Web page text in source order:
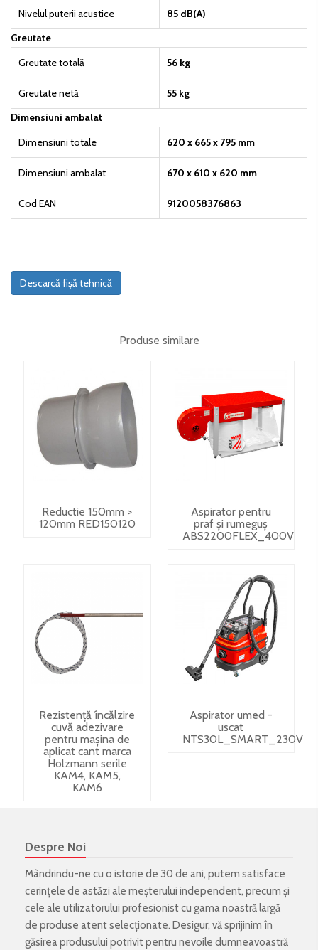
Nivelul puterii acustice
85 dB(A)
Greutate
Greutate totală
56 kg
Greutate netă
55 kg
Dimensiuni ambalat
Dimensiuni totale
620 x 665 x 795 mm
Dimensiuni ambalat 670 x 610 x 620 mm
Cod EAN 9120058376863
Descarcă fișă tehnică
Produse similare
Reductie 150mm >
120mm RED150120
Aspirator pentru
praf și rumeguș
ABS2200FLEX_400V
Rezistență încălzire
cuvă adezivare
pentru mașina de
aplicat cant marca
Holzmann serile
KAM4, KAM5,
KAM6
Aspirator umed -
uscat
NTS30L_SMART_230V
Despre Noi
Mândrindu-ne cu o istorie de 30 de ani, putem satisface
cerințele de astăzi ale meșterului independent, precum și
cele ale utilizatorului profesionist cu gama noastră largă
de produse atent selecționate. Desigur, vă sprijinim în
găsirea produsului potrivit pentru nevoile dumneavoastră